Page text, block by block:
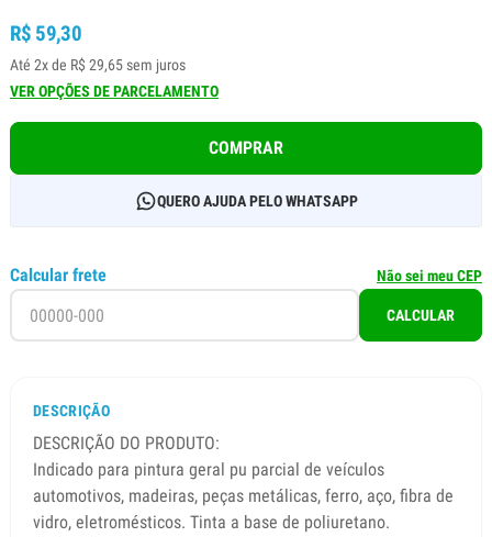
R$ 59,30
Até 2x de R$ 29,65 sem juros
VER OPÇÕES DE PARCELAMENTO
COMPRAR
QUERO AJUDA PELO WHATSAPP
Calcular frete Não sei meu CEP
CALCULAR
DESCRIÇÃO
DESCRIÇÃO DO PRODUTO:
Indicado para pintura geral pu parcial de veículos
automotivos, madeiras, peças metálicas, ferro, aço, fibra de
vidro, eletromésticos. Tinta a base de poliuretano.